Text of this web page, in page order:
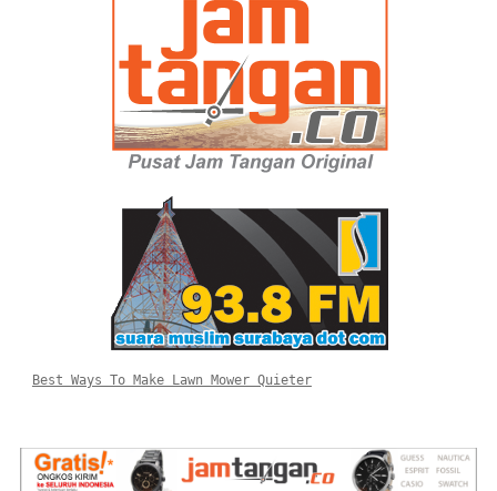
Best Ways To Make Lawn Mower Quieter